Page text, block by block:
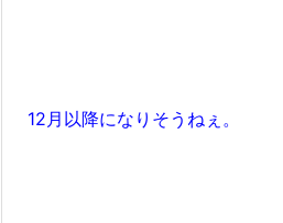
12月以降になりそうねぇ。